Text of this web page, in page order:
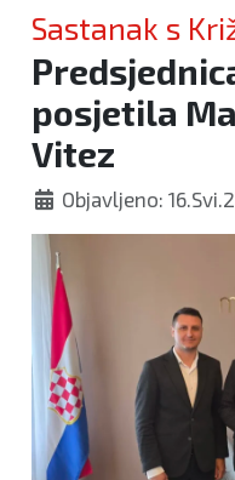
Zanimljivosti
Sastanak s
posjetila
Vitez
Objavljeno: